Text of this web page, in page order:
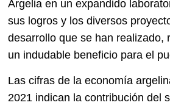
Argelia en un expandido
sus logros y los diversos
desarrollo que se han realizado,
un indudable beneficio para el
Las cifras de la economía
2021 indican la contribución del